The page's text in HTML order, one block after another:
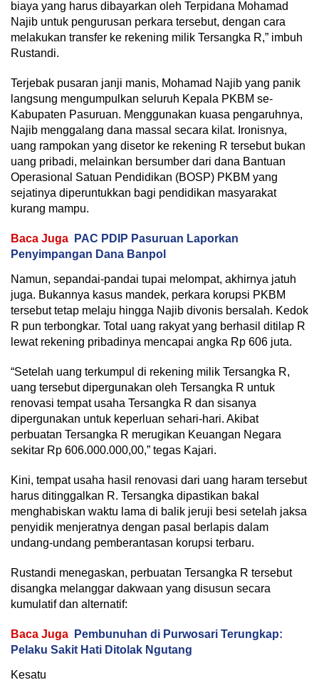
biaya yang harus dibayarkan oleh Terpidana Mohamad
Najib untuk pengurusan perkara tersebut, dengan cara
melakukan transfer ke rekening milik Tersangka R,” imbuh
Rustandi.
Terjebak pusaran janji manis, Mohamad Najib yang panik
langsung mengumpulkan seluruh Kepala PKBM se-
Kabupaten Pasuruan. Menggunakan kuasa pengaruhnya,
Najib menggalang dana massal secara kilat. Ironisnya,
uang rampokan yang disetor ke rekening R tersebut bukan
uang pribadi, melainkan bersumber dari dana Bantuan
Operasional Satuan Pendidikan (BOSP) PKBM yang
sejatinya diperuntukkan bagi pendidikan masyarakat
kurang mampu.
Baca Juga
PAC PDIP Pasuruan Laporkan
Penyimpangan Dana Banpol
Namun, sepandai-pandai tupai melompat, akhirnya jatuh
juga. Bukannya kasus mandek, perkara korupsi PKBM
tersebut tetap melaju hingga Najib divonis bersalah. Kedok
R pun terbongkar. Total uang rakyat yang berhasil ditilap R
lewat rekening pribadinya mencapai angka Rp 606 juta.
“Setelah uang terkumpul di rekening milik Tersangka R,
uang tersebut dipergunakan oleh Tersangka R untuk
renovasi tempat usaha Tersangka R dan sisanya
dipergunakan untuk keperluan sehari-hari. Akibat
perbuatan Tersangka R merugikan Keuangan Negara
sekitar Rp 606.000.000,00,” tegas Kajari.
Kini, tempat usaha hasil renovasi dari uang haram tersebut
harus ditinggalkan R. Tersangka dipastikan bakal
menghabiskan waktu lama di balik jeruji besi setelah jaksa
penyidik menjeratnya dengan pasal berlapis dalam
undang-undang pemberantasan korupsi terbaru.
Rustandi menegaskan, perbuatan Tersangka R tersebut
disangka melanggar dakwaan yang disusun secara
kumulatif dan alternatif:
Baca Juga
Pembunuhan di Purwosari Terungkap:
Pelaku Sakit Hati Ditolak Ngutang
Kesatu